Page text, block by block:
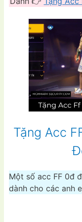
Tặng Acc
Một số acc FF 0đ
dành cho các anh